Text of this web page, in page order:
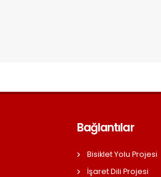
Bağlantılar
Bisiklet Yolu Projesi
İşaret Dili Projesi